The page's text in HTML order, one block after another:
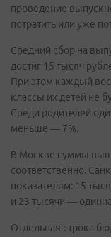
проведение
потратить или уже
Средний сбор на
достиг 15 тысяч
При этом каждый
классы их детей не
Среди родителей
меньше — 7%.
В Москве суммы
соответственно.
показателям: 15
и 23 тысячи —
Отдельная строка